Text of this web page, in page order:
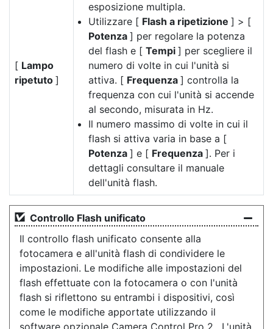
[ Lampo
ripetuto ]
esposizione multipla.
Utilizzare [ Flash a ripetizione ] > [
Potenza ] per regolare la potenza
del flash e [ Tempi ] per scegliere il
numero di volte in cui l'unità si
attiva. [ Frequenza ] controlla la
frequenza con cui l'unità si accende
al secondo, misurata in Hz.
Il numero massimo di volte in cui il
flash si attiva varia in base a [
Potenza ] e [ Frequenza ]. Per i
dettagli consultare il manuale
dell'unità flash.
Controllo Flash unificato
Il controllo flash unificato consente alla
fotocamera e all'unità flash di condividere le
impostazioni. Le modifiche alle impostazioni del
flash effettuate con la fotocamera o con l'unità
flash si riflettono su entrambi i dispositivi, così
come le modifiche apportate utilizzando il
software opzionale Camera Control Pro 2 . L'unità